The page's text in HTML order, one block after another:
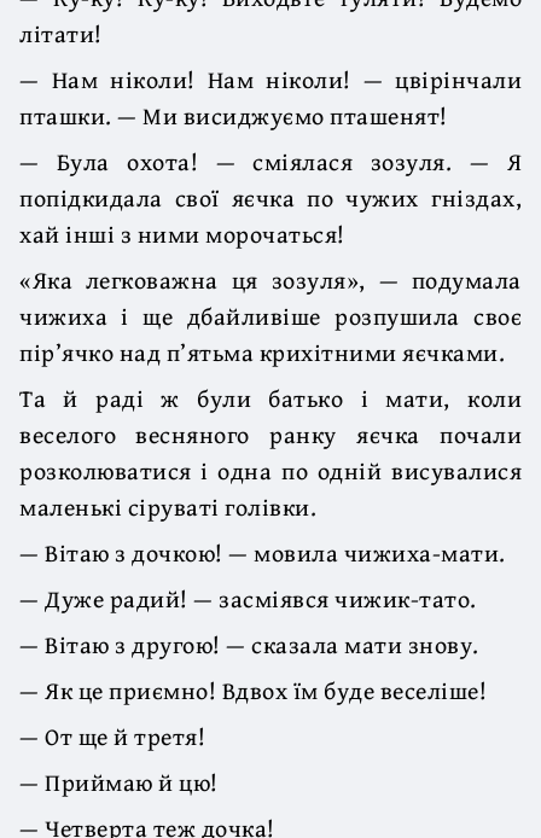
літати!
— Нам ніколи! Нам ніколи! — цвірінчали
пташки. — Ми висиджуємо пташенят!
— Була охота! — сміялася зозуля. — Я
попідкидала свої яєчка по чужих гніздах,
хай інші з ними морочаться!
«Яка легковажна ця зозуля», — подумала
чижиха і ще дбайливіше розпушила своє
пір’ячко над п’ятьма крихітними яєчками.
Та й раді ж були батько і мати, коли
веселого весняного ранку яєчка почали
розколюватися і одна по одній висувалися
маленькі сіруваті голівки.
— Вітаю з дочкою! — мовила чижиха-мати.
— Дуже радий! — засміявся чижик-тато.
— Вітаю з другою! — сказала мати знову.
— Як це приємно! Вдвох їм буде веселіше!
— От ще й третя!
— Приймаю й цю!
— Четверта теж дочка!